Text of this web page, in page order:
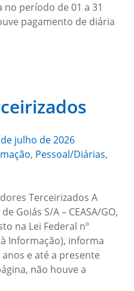
período de 01 a 31
pagamento de diária
julho de 2026
, Pessoal/Diárias,
Terceirizados A
Goiás S/A – CEASA/GO,
na Lei Federal nº
Informação), informa
e até a presente
não houve a